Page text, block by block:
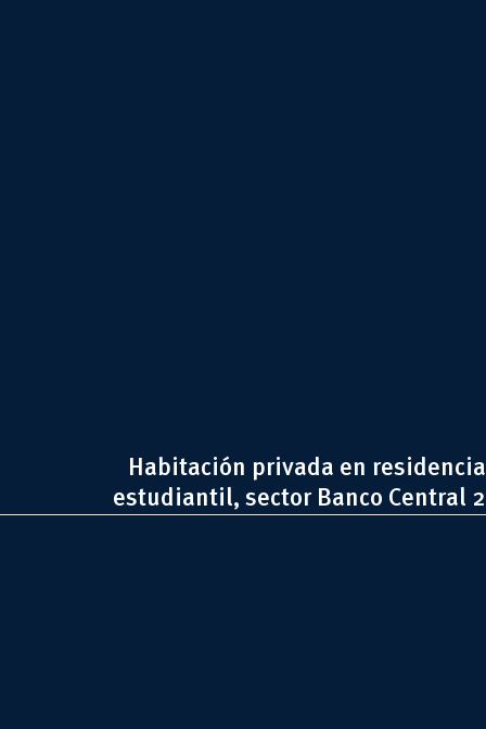
Habitación privada en residencia
estudiantil, sector Banco Central 2